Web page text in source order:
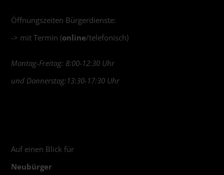
Öffnungszeiten Bürgerdienste:
-> mit Termin (online/telefonisch)
Montag-Freitag: 8:00-12:30 Uhr
und Donnerstag:13:30-17:30 Uhr
Auf einen Blick für
Neubürger